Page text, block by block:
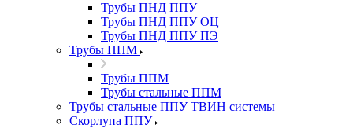
Трубы ПНД ППУ
Трубы ПНД ППУ ОЦ
Трубы ПНД ППУ ПЭ
Трубы ППМ
Трубы ППМ
Трубы стальные ППМ
Трубы стальные ППУ ТВИН системы
Скорлупа ППУ